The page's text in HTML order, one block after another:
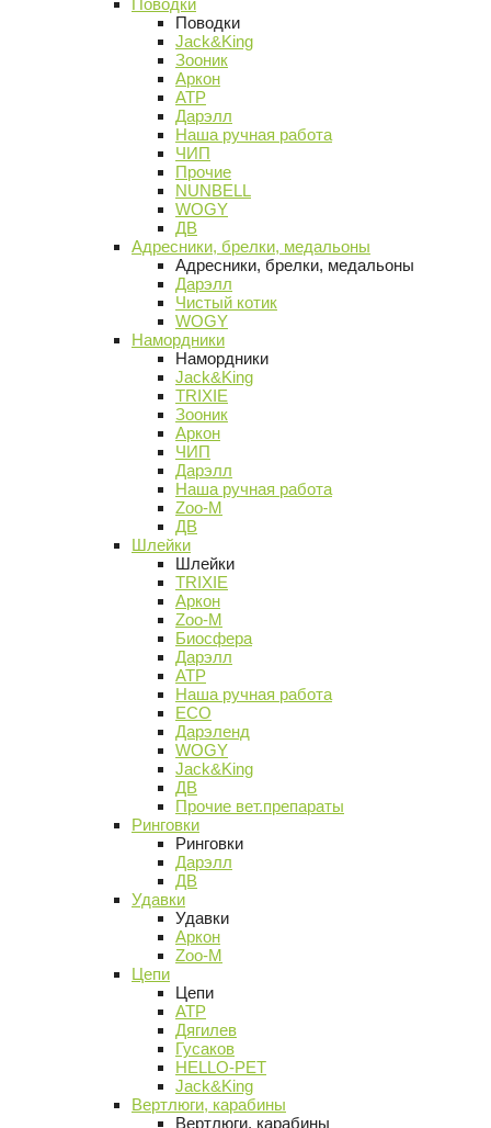
Поводки
Поводки
Jack&King
Зооник
Аркон
АТР
Дарэлл
Наша ручная работа
ЧИП
Прочие
NUNBELL
WOGY
ДВ
Адресники, брелки, медальоны
Адресники, брелки, медальоны
Дарэлл
Чистый котик
WOGY
Намордники
Намордники
Jack&King
TRIXIE
Зооник
Аркон
ЧИП
Дарэлл
Наша ручная работа
Zoo-M
ДВ
Шлейки
Шлейки
TRIXIE
Аркон
Zoo-M
Биосфера
Дарэлл
АТР
Наша ручная работа
ECO
Дарэленд
WOGY
Jack&King
ДВ
Прочие вет.препараты
Ринговки
Ринговки
Дарэлл
ДВ
Удавки
Удавки
Аркон
Zoo-M
Цепи
Цепи
АТР
Дягилев
Гусаков
HELLO-PET
Jack&King
Вертлюги, карабины
Вертлюги, карабины